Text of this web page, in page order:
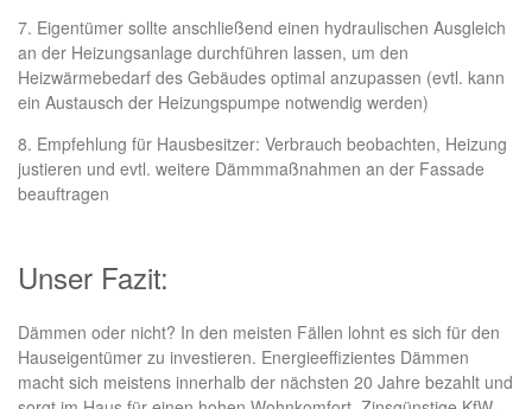
7. Eigentümer sollte anschließend einen hydraulischen Ausgleich
an der Heizungsanlage durchführen lassen, um den
Heizwärmebedarf des Gebäudes optimal anzupassen (evtl. kann
ein Austausch der Heizungspumpe notwendig werden)
8. Empfehlung für Hausbesitzer: Verbrauch beobachten, Heizung
justieren und evtl. weitere Dämmmaßnahmen an der Fassade
beauftragen
Unser Fazit:
Dämmen oder nicht? In den meisten Fällen lohnt es sich für den
Hauseigentümer zu investieren. Energieeffizientes Dämmen
macht sich meistens innerhalb der nächsten 20 Jahre bezahlt und